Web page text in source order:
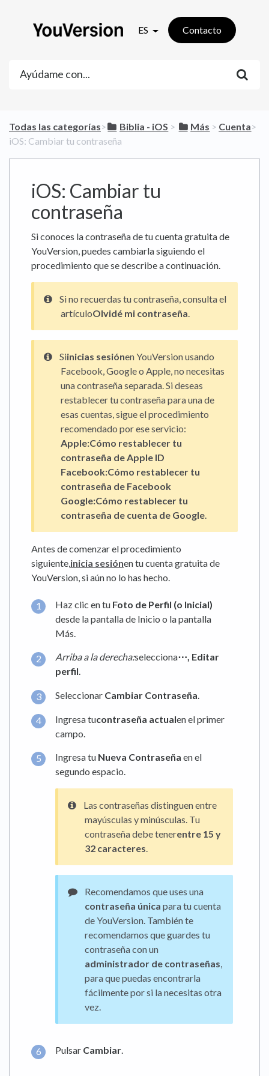
ES Contacto
Todas las categorías​>​ ​Biblia - iOS ​ > ​ ​Más ​ > ​ ​Cuenta​>​
iOS: Cambiar tu contraseña
iOS: Cambiar tu
contraseña
Si conoces la contraseña de tu cuenta gratuita de
YouVersion, puedes cambiarla siguiendo el
procedimiento que se describe a continuación.
Si no recuerdas tu contraseña, consulta el
artículoOlvidé mi contraseña.
Siinicias sesiónen YouVersion usando
Facebook, Google o Apple, no necesitas
una contraseña separada. Si deseas
restablecer tu contraseña para una de
esas cuentas, sigue el procedimiento
recomendado por ese servicio:
Apple:Cómo restablecer tu
contraseña de Apple ID
Facebook:Cómo restablecer tu
contraseña de Facebook
Google:Cómo restablecer tu
contraseña de cuenta de Google.
Antes de comenzar el procedimiento
siguiente,inicia sesiónen tu cuenta gratuita de
YouVersion, si aún no lo has hecho.
Haz clic en tu Foto de Perfil (o Inicial)
desde la pantalla de Inicio o la pantalla
Más.
Arriba a la derecha:selecciona⋯, Editar
perfil.
Seleccionar Cambiar Contraseña.
Ingresa tucontraseña actualen el primer
campo.
Ingresa tu Nueva Contraseña en el
segundo espacio.
Las contraseñas distinguen entre
mayúsculas y minúsculas. Tu
contraseña debe tenerentre 15 y
32 caracteres.
Recomendamos que uses una
contraseña única para tu cuenta
de YouVersion. También te
recomendamos que guardes tu
contraseña con un
administrador de contraseñas,
para que puedas encontrarla
fácilmente por si la necesitas otra
vez.
Pulsar Cambiar.